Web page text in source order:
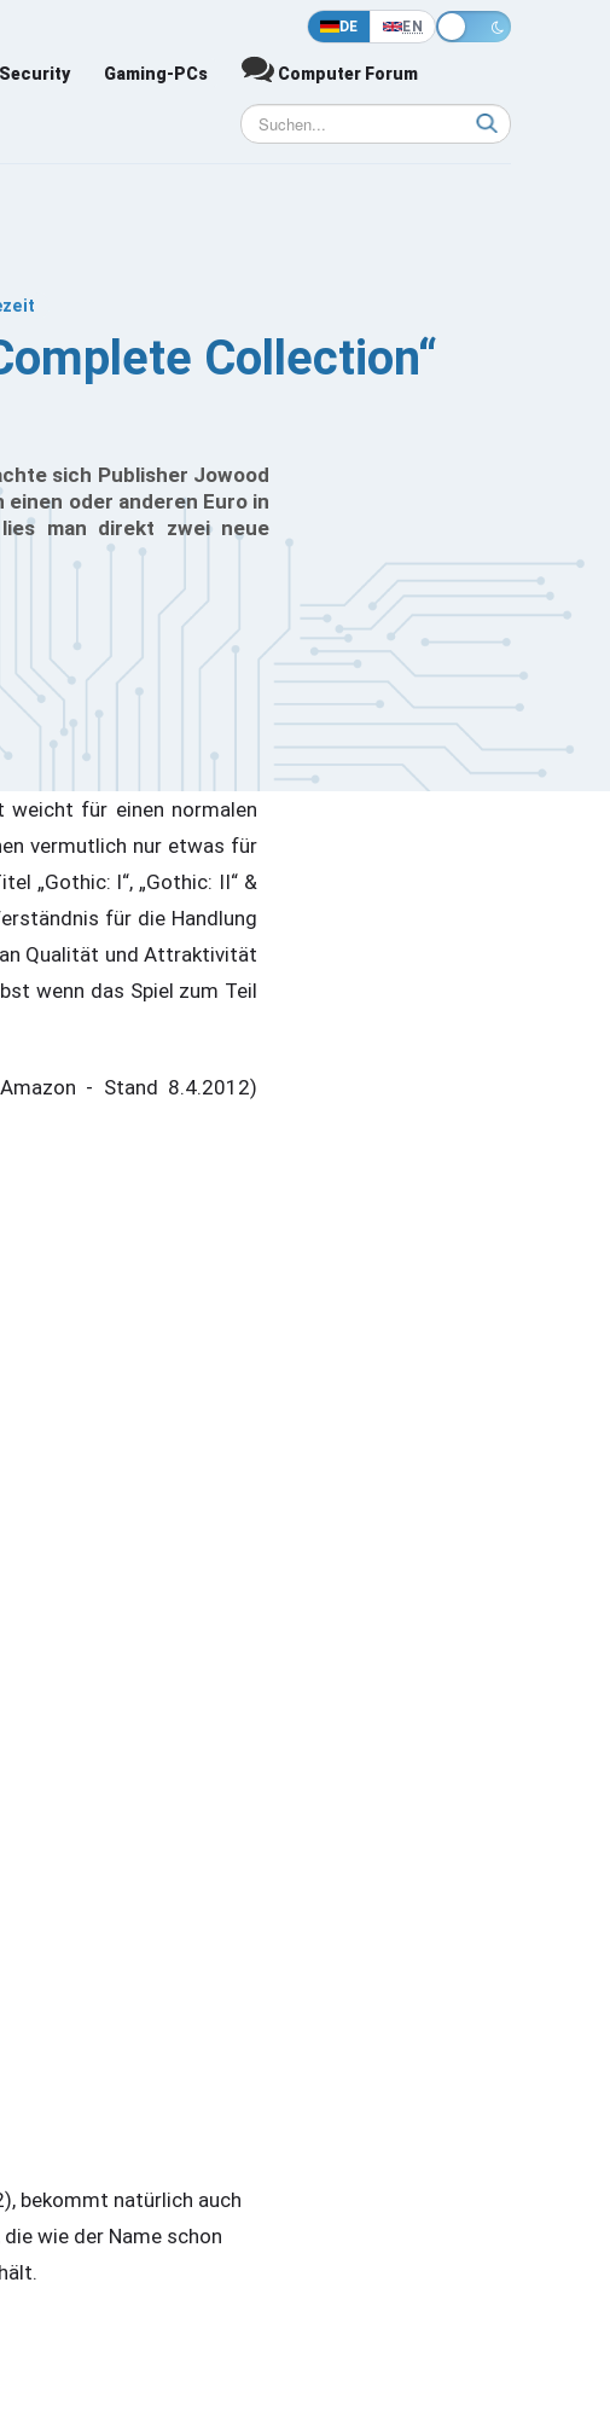
DE EN
Security Gaming-PCs Computer Forum
Collection“
sich Publisher Jowood
oder anderen Euro in
man direkt zwei neue
weicht für einen normalen
vermutlich nur etwas für
„Gothic: I“, „Gothic: II“ &
für die Handlung
Qualität und Attraktivität
wenn das Spiel zum Teil
- Stand 8.4.2012)
bekommt natürlich auch
wie der Name schon